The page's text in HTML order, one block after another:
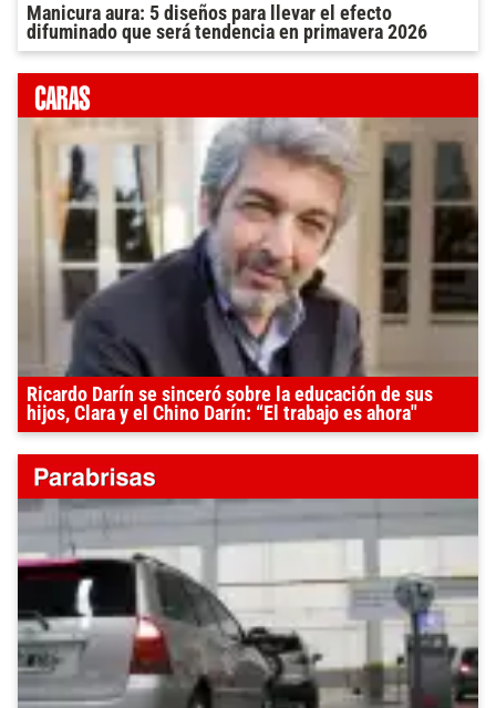
Manicura aura: 5 diseños para llevar el efecto
difuminado que será tendencia en primavera 2026
Ricardo Darín se sinceró sobre la educación de sus
hijos, Clara y el Chino Darín: “El trabajo es ahora"